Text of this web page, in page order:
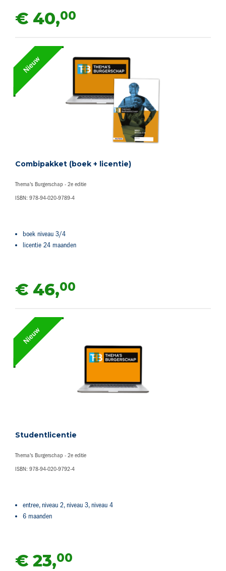
€ 40,00
Combipakket (boek + licentie)
Thema's Burgerschap - 2e editie
ISBN: 978-94-020-9789-4
boek niveau 3/4
licentie 24 maanden
€ 46,00
Studentlicentie
Thema's Burgerschap - 2e editie
ISBN: 978-94-020-9792-4
entree, niveau 2, niveau 3, niveau 4
6 maanden
€ 23,00